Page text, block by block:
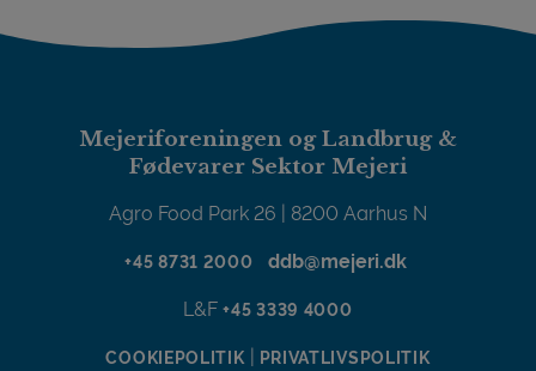
Mejeriforeningen og Landbrug &
Fødevarer Sektor Mejeri
Agro Food Park 26 | 8200 Aarhus N
+45 8731 2000 ddb@mejeri.dk
L&F+45 3339 4000
COOKIEPOLITIK PRIVATLIVSPOLITIK